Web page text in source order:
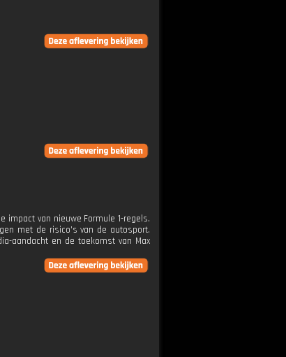
impact van nieuwe Formule 1-regels.
met de risico’s van de autosport.
aandacht en de toekomst van Max